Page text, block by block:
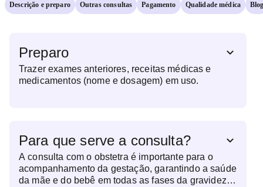
Descrição e preparo Outras consultas Pagamento Qualidade médica
Preparo
Trazer exames anteriores, receitas médicas e
medicamentos (nome e dosagem) em uso.
Para que serve a consulta?
A consulta com o obstetra é importante para o
acompanhamento da gestação, garantindo a saúde
da mãe e do bebê em todas as fases da gravidez.